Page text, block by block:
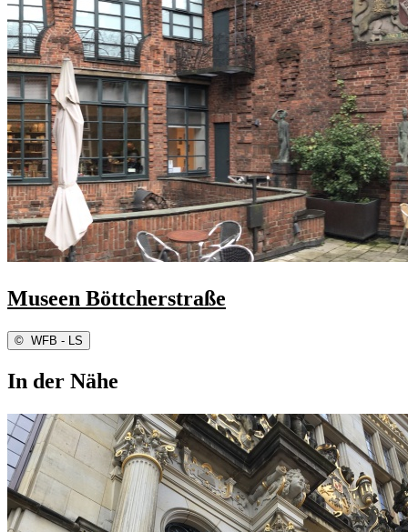
Museen Böttcherstraße
© WFB - LS
In der Nähe